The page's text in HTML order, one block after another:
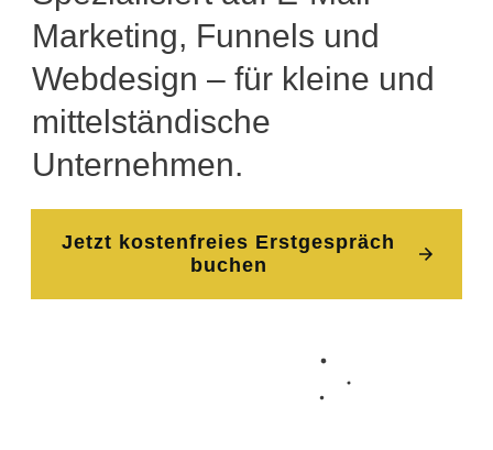
Marketing, Funnels und
Webdesign – für kleine und
mittelständische
Unternehmen.
Jetzt kostenfreies Erstgespräch
buchen